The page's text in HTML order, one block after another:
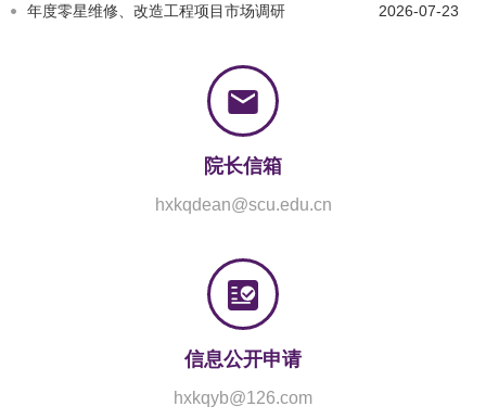
2026-07-23
年度零星维修、改造工程项目市场调研
院长信箱
hxkqdean@scu.edu.cn
信息公开申请
hxkqyb@126.com